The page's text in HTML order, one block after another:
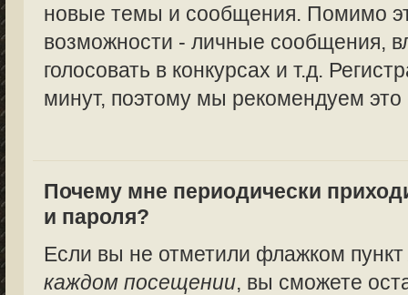
новые темы и сообщения. Помимо
возможности - личные сообщения,
голосовать в конкурсах и т.д.
минут, поэтому мы рекомендуем это
Почему мне периодически
и пароля?
Если вы не отметили флажком
каждом посещении, вы сможете